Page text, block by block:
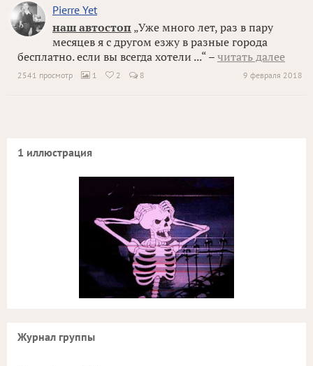
Pierre Yet
наш автостоп „Уже много лет, раз в пару
месяцев я с другом езжу в разные города
бесплатно. если вы всегда хотели ...“ – читать далее
9 февраля 2018
2541 просмотр  1  2 8
1 иллюстрация
Журнал группы